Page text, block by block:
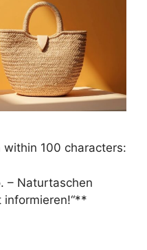
within 100 characters:
– Naturtaschen
informieren!“**